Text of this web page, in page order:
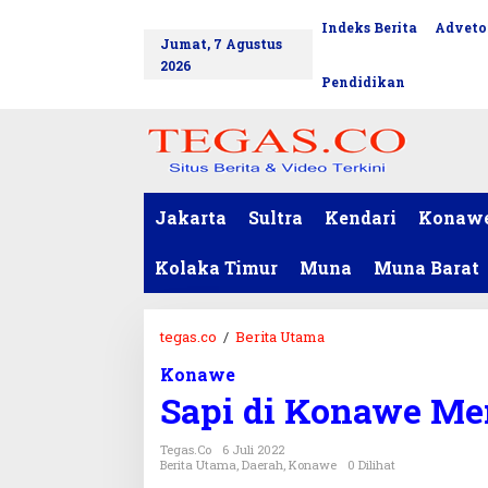
Jumat, 7 Agustus
2026
Indeks Berita
Pendidikan
Jakarta Sultra Kendari
Kolaka Timur Muna Muna Barat
tegas.co / Berita Utama
i
d
K
Konawe
Sapi di Konawe
Tegas.co
6 Juli 2022
Berita Utama, Daerah, Konawe 0 Dilihat